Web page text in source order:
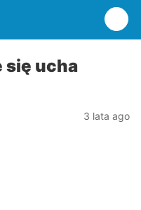
się ucha
3 lata ago